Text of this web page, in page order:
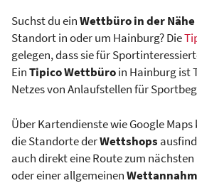
Suchst du einWettbüro in der Nähe
Standort in oder um Hainburg? Die
gelegen, dass sie für
EinTipico Wettbüroin Hainburg ist
Netzes von Anlaufstellen für
Über Kartendienste wie Google
die Standorte derWettshops
auch direkt eine Route zum nächsten
oder einer allgemeinen